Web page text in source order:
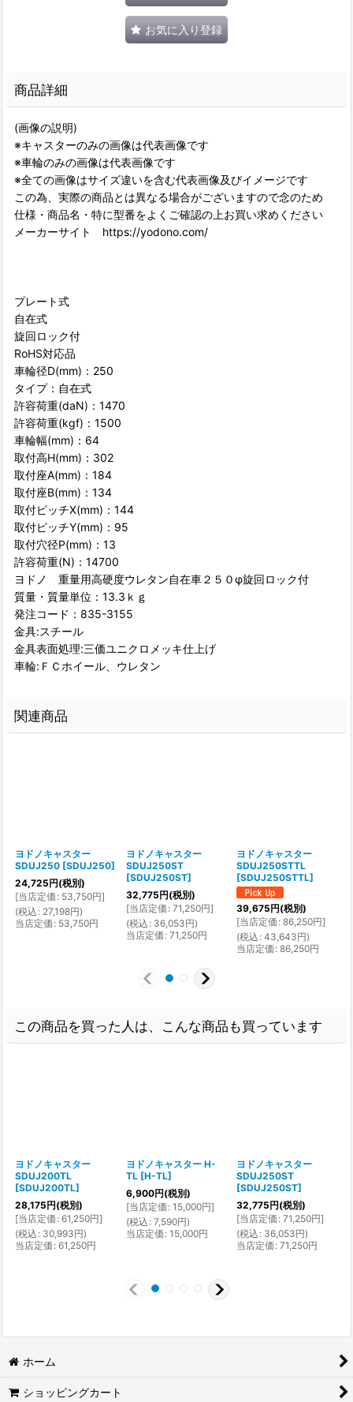
お気に入り登録
商品詳細
(画像の説明)
※キャスターのみの画像は代表画像です
※車輪のみの画像は代表画像です
※全ての画像はサイズ違いを含む代表画像及びイメージです
この為、実際の商品とは異なる場合がございますので念のため
仕様・商品名・特に型番をよくご確認の上お買い求めください
メーカーサイト https://yodono.com/
プレート式
自在式
旋回ロック付
RoHS対応品
車輪径D(mm)：250
タイプ：自在式
許容荷重(daN)：1470
許容荷重(kgf)：1500
車輪幅(mm)：64
取付高H(mm)：302
取付座A(mm)：184
取付座B(mm)：134
取付ピッチX(mm)：144
取付ピッチY(mm)：95
取付穴径P(mm)：13
許容荷重(N)：14700
ヨドノ 重量用高硬度ウレタン自在車２５０φ旋回ロック付
質量・質量単位：13.3ｋｇ
発注コード：835-3155
金具:スチール
金具表面処理:三価ユニクロメッキ仕上げ
車輪:ＦＣホイール、ウレタン
関連商品
ヨドノキャスター
SDUJ250 [SDUJ250]
24,725円(税別)
[当店定価 : 53,750円]
(税込 : 27,198円)
当店定価 : 53,750円
ヨドノキャスター
SDUJ250ST
[SDUJ250ST]
32,775円(税別)
[当店定価 : 71,250円]
(税込 : 36,053円)
当店定価 : 71,250円
ヨドノキャスター
SDUJ250STTL
[SDUJ250STTL]
39,675円(税別)
[当店定価 : 86,250円]
(税込 : 43,643円)
当店定価 : 86,250円
この商品を買った人は、こんな商品も買っています
ヨドノキャスター
SDUJ200TL
[SDUJ200TL]
28,175円(税別)
[当店定価 : 61,250円]
(税込 : 30,993円)
当店定価 : 61,250円
ヨドノキャスター H-
TL [H-TL]
6,900円(税別)
[当店定価 : 15,000円]
(税込 : 7,590円)
当店定価 : 15,000円
ヨドノキャスター
SDUJ250ST
[SDUJ250ST]
32,775円(税別)
[当店定価 : 71,250円]
(税込 : 36,053円)
当店定価 : 71,250円
ホーム
ショッピングカート